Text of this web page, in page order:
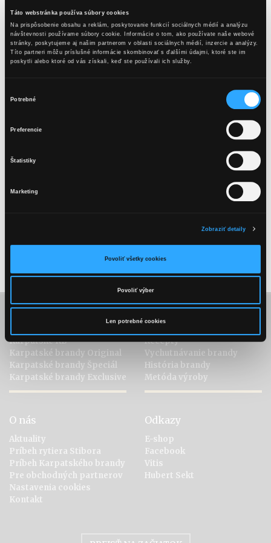
Táto webstránka používa súbory cookies
Na prispôsobenie obsahu a reklám, poskytovanie funkcií sociálnych médií a analýzu
návštevnosti používame súbory cookie. Informácie o tom, ako používate naše webové
stránky, poskytujeme aj našim partnerom v oblasti sociálnych médií, inzercie a analýzy.
Títo partneri môžu príslušné informácie skombinovať s ďalšími údajmi, ktoré ste im
poskytli alebo ktoré od vás získali, keď ste používali ich služby.
Potrebné
Preferencie
Štatistiky
Marketing
Zobraziť detaily
Povoliť všetky cookies
Povoliť výber
Len potrebné cookies
Ingrediencie
5 cl Karpatské KB
Karpatské KB a limonádu nalejeme do servírovacieho skla,
Ozdobíme plátkom pomaranča.
Aromatika
Chuť
Výraznejšie zázvorová, ale príjemná a vyvážená.
Karpatské KB
Karpatské brandy Original
Karpatské brandy Špeciál
Karpatské brandy Exclusive
Objavte brandy
Recepty
Vychutnávanie brandy
História brandy
Metóda výroby
O nás
Aktuality
Príbeh rytiera Stibora
Príbeh Karpatského brandy
Pre obchodných partnerov
Nastavenia cookies
Kontakt
Odkazy
E-shop
Facebook
Vitis
Hubert Sekt